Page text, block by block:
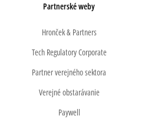
Partnerské weby
Hronček & Partners
Tech Regulatory Corporate
Partner verejného sektora
Verejné obstarávanie
Paywell